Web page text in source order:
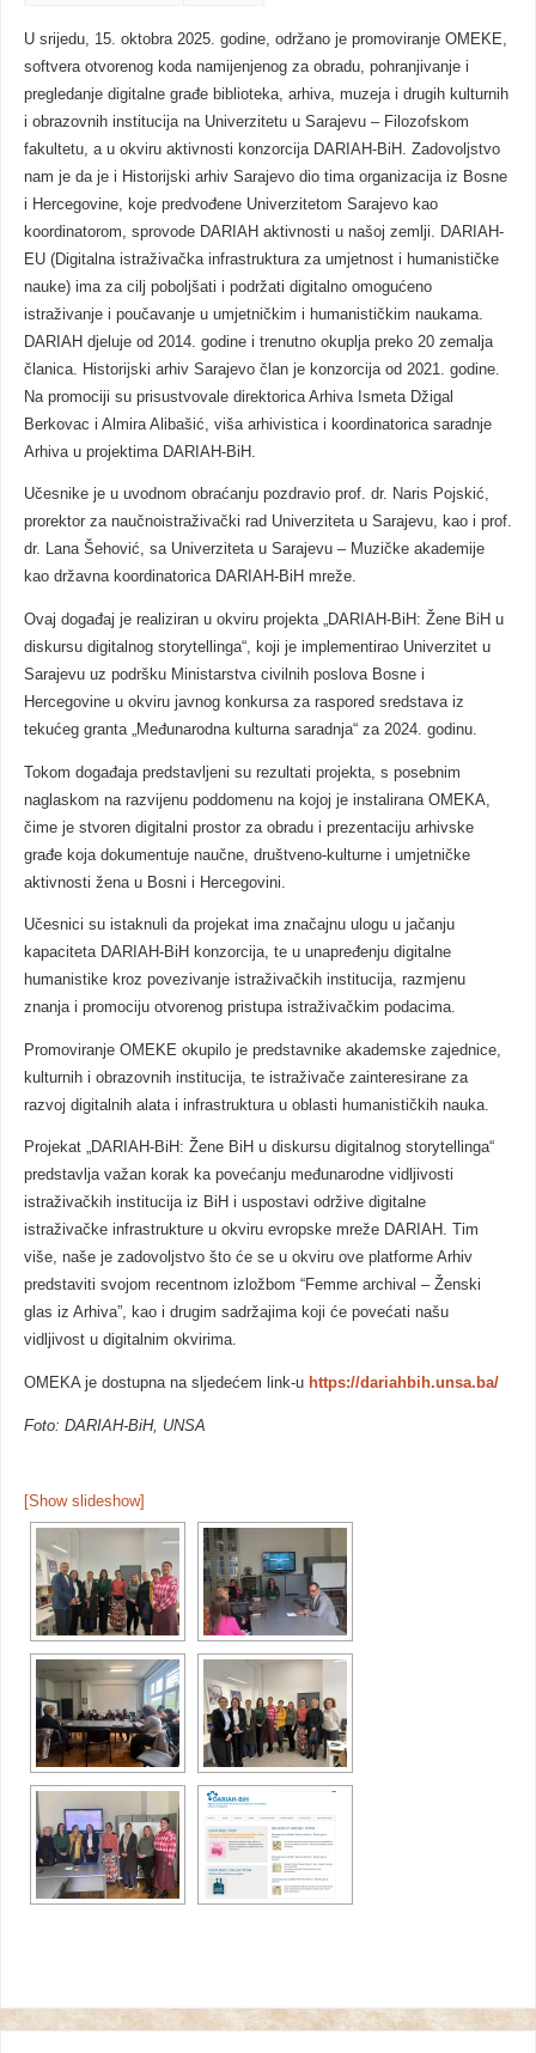
U srijedu, 15. oktobra 2025. godine, održano je promoviranje OMEKE,
softvera otvorenog koda namijenjenog za obradu, pohranjivanje i
pregledanje digitalne građe biblioteka, arhiva, muzeja i drugih kulturnih
i obrazovnih institucija na Univerzitetu u Sarajevu – Filozofskom
fakultetu, a u okviru aktivnosti konzorcija DARIAH-BiH. Zadovoljstvo
nam je da je i Historijski arhiv Sarajevo dio tima organizacija iz Bosne
i Hercegovine, koje predvođene Univerzitetom Sarajevo kao
koordinatorom, sprovode DARIAH aktivnosti u našoj zemlji. DARIAH-
EU (Digitalna istraživačka infrastruktura za umjetnost i humanističke
nauke) ima za cilj poboljšati i podržati digitalno omogućeno
istraživanje i poučavanje u umjetničkim i humanističkim naukama.
DARIAH djeluje od 2014. godine i trenutno okuplja preko 20 zemalja
članica. Historijski arhiv Sarajevo član je konzorcija od 2021. godine.
Na promociji su prisustvovale direktorica Arhiva Ismeta Džigal
Berkovac i Almira Alibašić, viša arhivistica i koordinatorica saradnje
Arhiva u projektima DARIAH-BiH.
Učesnike je u uvodnom obraćanju pozdravio prof. dr. Naris Pojskić,
prorektor za naučnoistraživački rad Univerziteta u Sarajevu, kao i prof.
dr. Lana Šehović, sa Univerziteta u Sarajevu – Muzičke akademije
kao državna koordinatorica DARIAH-BiH mreže.
Ovaj događaj je realiziran u okviru projekta „DARIAH-BiH: Žene BiH u
diskursu digitalnog storytellinga“, koji je implementirao Univerzitet u
Sarajevu uz podršku Ministarstva civilnih poslova Bosne i
Hercegovine u okviru javnog konkursa za raspored sredstava iz
tekućeg granta „Međunarodna kulturna saradnja“ za 2024. godinu.
Tokom događaja predstavljeni su rezultati projekta, s posebnim
naglaskom na razvijenu poddomenu na kojoj je instalirana OMEKA,
čime je stvoren digitalni prostor za obradu i prezentaciju arhivske
građe koja dokumentuje naučne, društveno-kulturne i umjetničke
aktivnosti žena u Bosni i Hercegovini.
Učesnici su istaknuli da projekat ima značajnu ulogu u jačanju
kapaciteta DARIAH-BiH konzorcija, te u unapređenju digitalne
humanistike kroz povezivanje istraživačkih institucija, razmjenu
znanja i promociju otvorenog pristupa istraživačkim podacima.
Promoviranje OMEKE okupilo je predstavnike akademske zajednice,
kulturnih i obrazovnih institucija, te istraživače zainteresirane za
razvoj digitalnih alata i infrastruktura u oblasti humanističkih nauka.
Projekat „DARIAH-BiH: Žene BiH u diskursu digitalnog storytellinga“
predstavlja važan korak ka povećanju međunarodne vidljivosti
istraživačkih institucija iz BiH i uspostavi održive digitalne
istraživačke infrastrukture u okviru evropske mreže DARIAH. Tim
više, naše je zadovoljstvo što će se u okviru ove platforme Arhiv
predstaviti svojom recentnom izložbom “Femme archival – Ženski
glas iz Arhiva”, kao i drugim sadržajima koji će povećati našu
vidljivost u digitalnim okvirima.
OMEKA je dostupna na sljedećem link-u https://dariahbih.unsa.ba/
Foto: DARIAH-BiH, UNSA
[Show slideshow]